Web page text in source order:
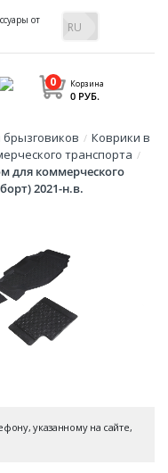
от
Корзина
0
0 РУБ.
брызговиков / Коврики в
транспорта /
для коммерческого
2021-н.в.
указанному на сайте,